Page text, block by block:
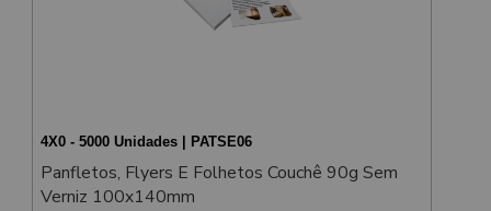
4X0 - 5000 Unidades | PATSE06
Panfletos, Flyers E Folhetos Couchê 90g Sem
Verniz 100x140mm